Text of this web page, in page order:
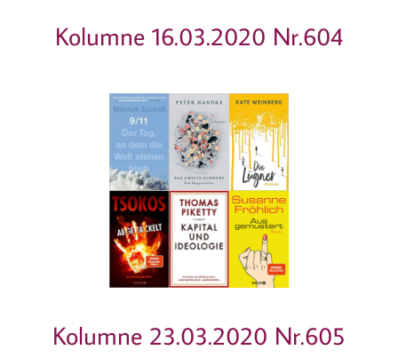
Kolumne 16.03.2020 Nr.604
Kolumne 23.03.2020 Nr.605